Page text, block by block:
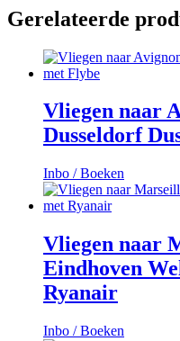
Gerelateerde
Vliegen naar
Dusseldorf
Inbo / Boeken
Vliegen naar
Eindhoven
Ryanair
Inbo / Boeken